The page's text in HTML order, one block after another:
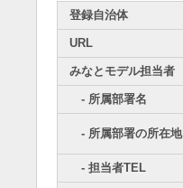
登録自治体
URL
みなとモデル担当者
- 所属部署名
- 所属部署の所在地
- 担当者TEL